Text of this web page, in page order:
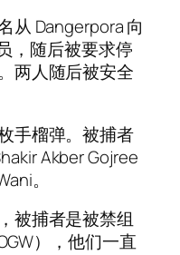
从 Dangerpora 向
，随后被要求停
两人随后被安全
手榴弹。被捕者
Akber Gojree
。
被捕者是被禁组
），他们一直